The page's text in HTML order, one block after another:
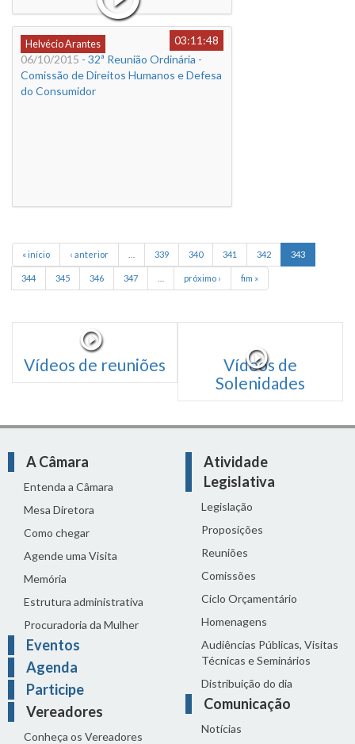
Helvécio Arantes
03:11:48
06/10/2015 - 32ª Reunião Ordinária -
Comissão de Direitos Humanos e Defesa
do Consumidor
« início ‹ anterior 339 340 341 342 343
344 345 346 347 próximo › fim »
Vídeos de reuniões
Vídeos de
Solenidades
A Câmara
Entenda a Câmara
Mesa Diretora
Como chegar
Agende uma Visita
Memória
Estrutura administrativa
Procuradoria da Mulher
Eventos
Agenda
Participe
Vereadores
Conheça os Vereadores
Atividade
Legislativa
Legislação
Proposições
Reuniões
Comissões
Ciclo Orçamentário
Homenagens
Audiências Públicas, Visitas
Técnicas e Seminários
Distribuição do dia
Comunicação
Notícias